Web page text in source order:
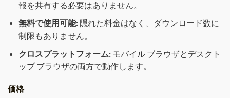
報を共有する必要はありません。
無料で使用可能:隠れた料金はなく、ダウンロード数に
制限もありません。
クロスプラットフォーム: モバイル ブラウザとデスクト
ップ ブラウザの両方で動作します。
価格